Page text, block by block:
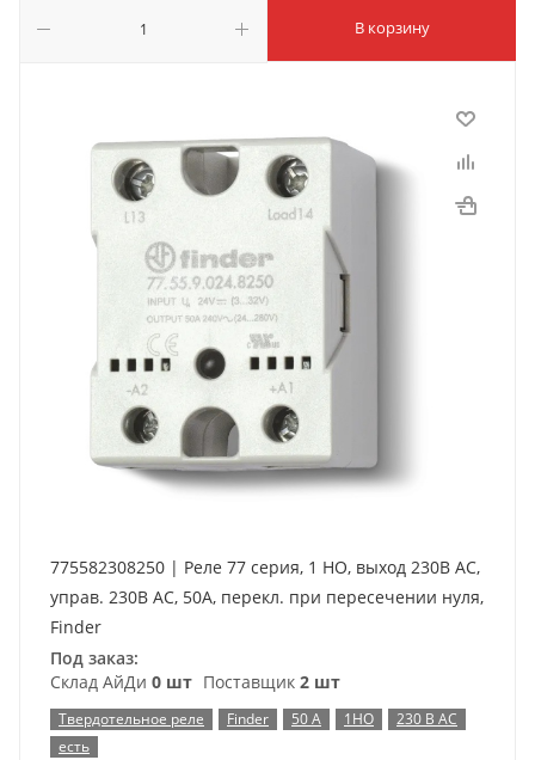
В корзину
775582308250 | Реле 77 серия, 1 НО, выход 230В AC,
управ. 230В AC, 50A, перекл. при пересечении нуля,
Finder
Под заказ:
Склад АйДи 0 шт Поставщик 2 шт
Твердотельное реле Finder 50 А 1НО
230 В AC
есть